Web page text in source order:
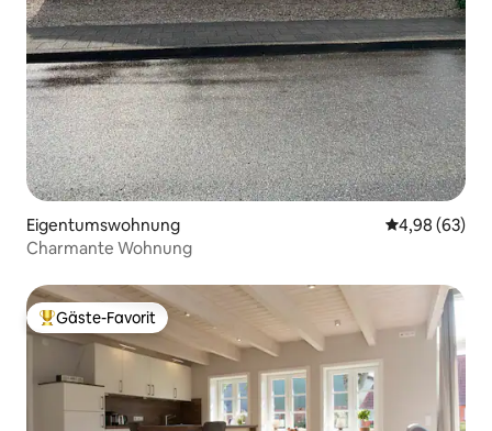
Eigentumswohnung
4,98 (63)
Charmante Wohnung
Beliebter Gäste-Favorit.
Gäste-Favorit